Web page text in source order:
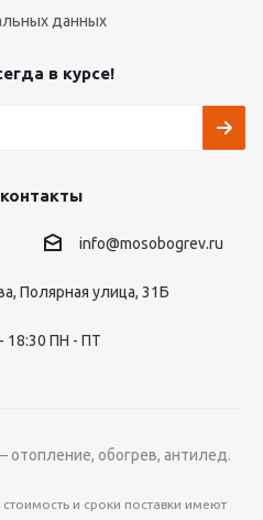
данных
в курсе!
info@mosobogrev.ru
Полярная улица, 31Б
18:30 ПН - ПТ
отопление, обогрев, антилед.
и сроки поставки имеют